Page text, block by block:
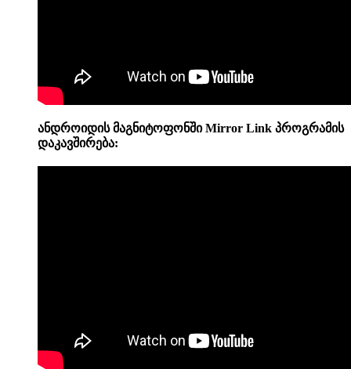
ანდროიდის მაგნიტოფონშიMirror Link პროგრამის
დაკავშირება: